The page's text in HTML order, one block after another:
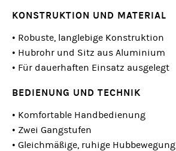
KONSTRUKTION UND MATERIAL
• Robuste, langlebige Konstruktion
• Hubrohr und Sitz aus Aluminium
• Für dauerhaften Einsatz ausgelegt
BEDIENUNG UND TECHNIK
• Komfortable Handbedienung
• Zwei Gangstufen
• Gleichmäßige, ruhige Hubbewegung